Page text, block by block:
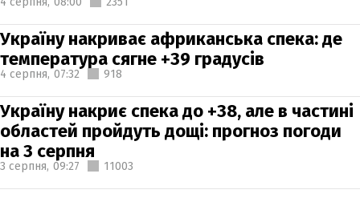
Україну накриває африканська спека: де
температура сягне +39 градусів
4 серпня, 07:32 918
Україну накриє спека до +38, але в частині
областей пройдуть дощі: прогноз погоди
на 3 серпня
3 серпня, 09:27 11003